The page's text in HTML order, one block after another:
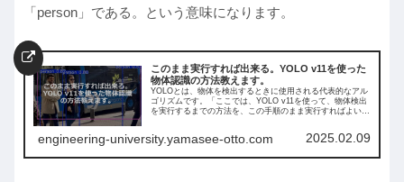
「person」である。という意味になります。
このまま実行すれば出来る。YOLO v11を使った
物体認識の方法教えます。
YOLOとは、物体を検出するときに使用される代表的なアル
ゴリズムです。「ここでは、YOLO v11を使って、物体検出
を実行するまでの方法を、この手順のまま実行すればよいレ
engineering-university.yamasee-otto.com 2025.02.09